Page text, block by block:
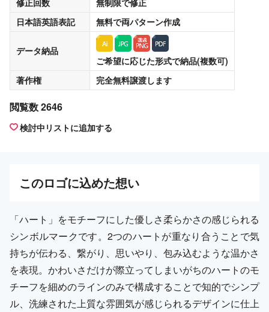
日本語英語表記
無料で両パターン作成
データ納品
ご希望に応じた形式で納品(複数可)
著作権
完全無料譲渡します
閲覧数 2646
検討中リストに追加する
このロゴに込めた想い
「ハート」をモチーフにした優しさ柔らかさの感じられる
シンボルマークです。2つのハートが重なり合うことで気
持ちが伝わる、繋がり、思いやり、包み込むような温かさ
を表現。かわいさだけが際立ってしまいがちのハートのモ
チーフを細めのラインのみで構成することで知的でシンプ
ル、洗練された上質な雰囲気が感じられるデザインに仕上